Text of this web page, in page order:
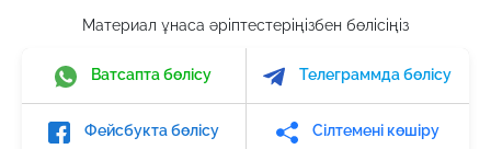
Материал ұнаса әріптестеріңізбен бөлісіңіз
Ватсапта бөлісу Телеграммда бөлісу
Фейсбукта бөлісу Сілтемені көшіру